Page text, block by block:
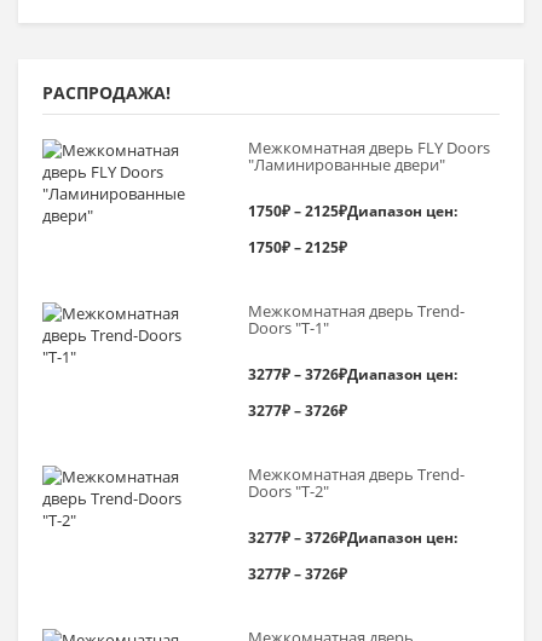
РАСПРОДАЖА!
Межкомнатная дверь FLY Doors
"Ламинированные двери"
1750₽–2125₽Диапазон цен:
1750₽ – 2125₽
Межкомнатная дверь Trend-
Doоrs "Т-1"
3277₽–3726₽Диапазон цен:
3277₽ – 3726₽
Межкомнатная дверь Trend-
Doоrs "Т-2"
3277₽–3726₽Диапазон цен:
3277₽ – 3726₽